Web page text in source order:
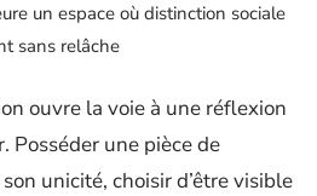
un espace où distinction sociale
sans relâche
ouvre la voie à une réflexion
Posséder une pièce de
unicité, choisir d’être visible